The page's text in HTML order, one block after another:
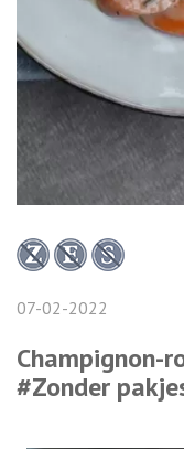
07-02-2022
Champignon-
#Zonder